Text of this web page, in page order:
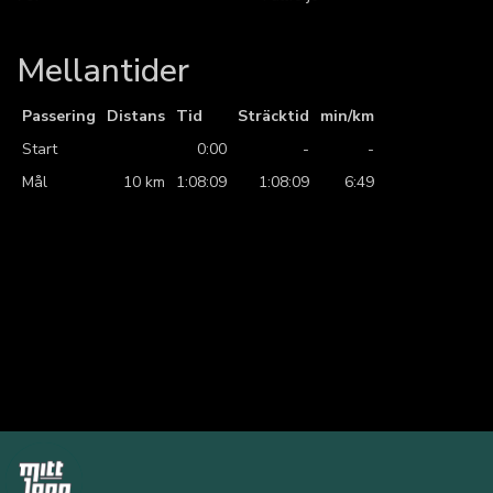
Mellantider
Passering Distans Tid Sträcktid
min/km
Start
0:00 -
-
Mål
10 km 1:08:09 1:08:09 6:49